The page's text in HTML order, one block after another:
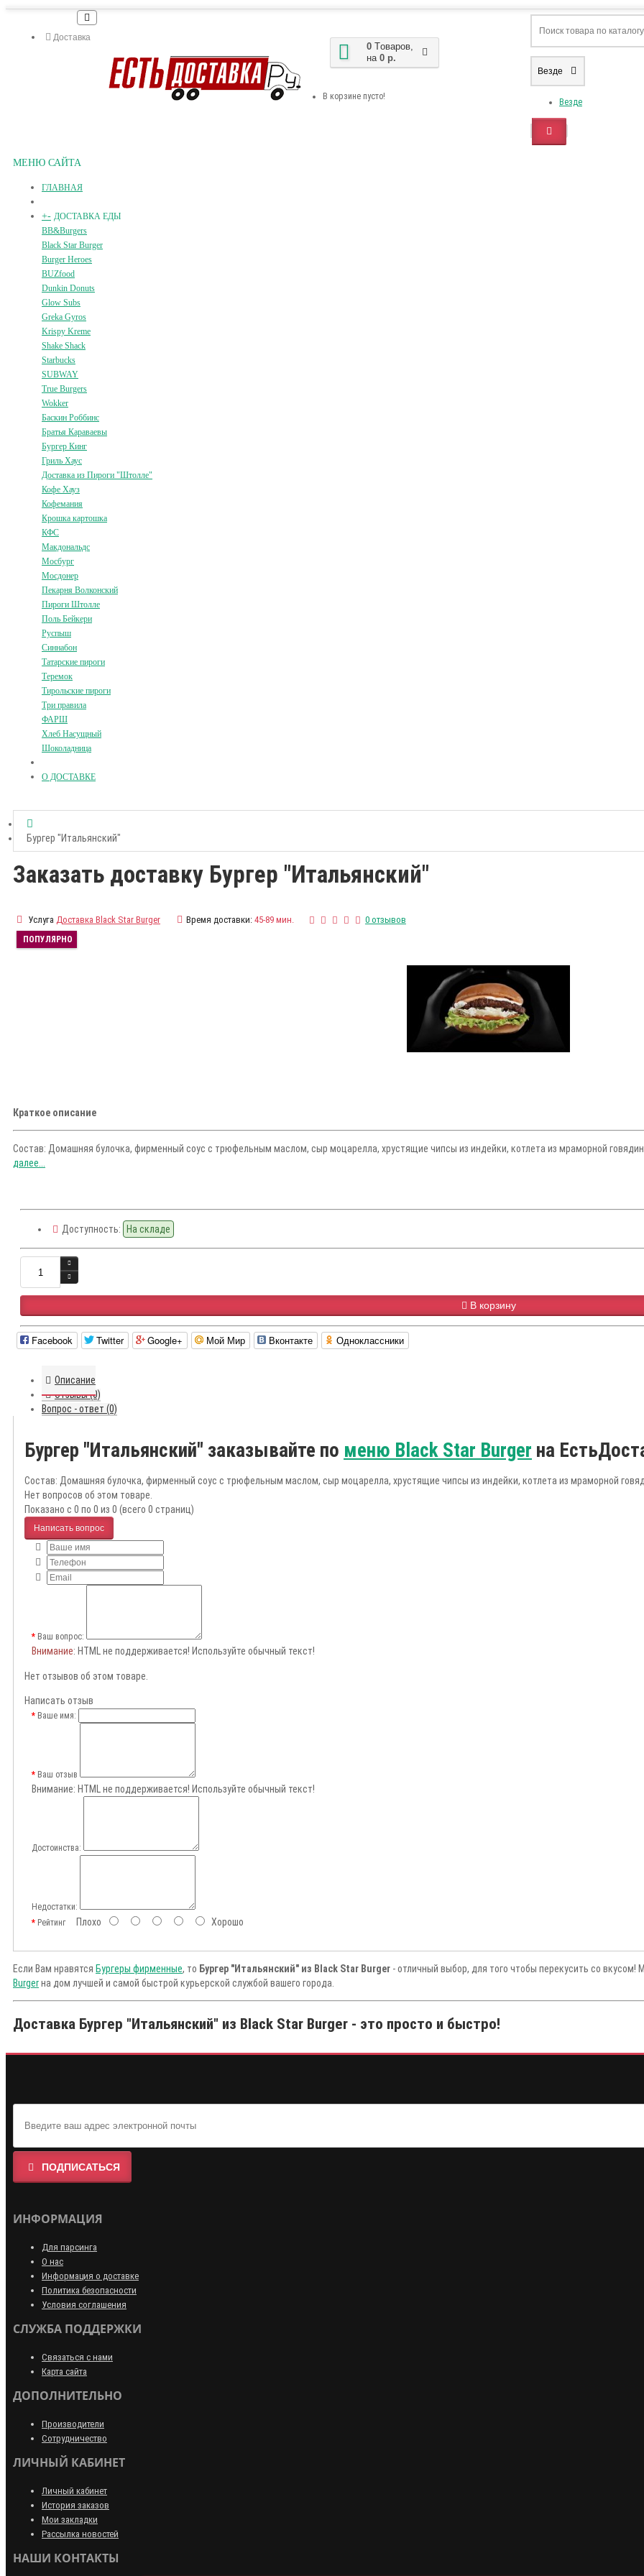
Доставка
0 Tоваров,
на 0 р.
В корзине пусто!
Везде
Везде
МЕНЮ САЙТА
ГЛАВНАЯ
+- ДОСТАВКА ЕДЫ
BB&Burgers
Black Star Burger
Burger Heroes
BUZfood
Dunkin Donuts
Glow Subs
Greka Gyros
Krispy Kreme
Shake Shack
Starbucks
SUBWAY
True Burgers
Wokker
Баскин Роббинс
Братья Караваевы
Бургер Кинг
Гриль Хаус
Доставка из Пироги "Штолле"
Кофе Хауз
Кофемания
Крошка картошка
КФС
Макдональдс
Мосбург
Мосдонер
Пекарня Волконский
Пироги Штолле
Поль Бейкери
Руспыш
Синнабон
Татарские пироги
Теремок
Тирольские пироги
Три правила
ФАРШ
Хлеб Насущный
Шоколадница
О ДОСТАВКЕ
Бургер "Итальянский"
Заказать доставку Бургер "Итальянский"
Услуга Доставка Black Star Burger Время доставки: 45-89 мин. 0 отзывов
ПОПУЛЯРНО
Краткое описание
Состав: Домашняя булочка, фирменный соус с трюфельным маслом, сыр моцарелла, хрустящие чипсы из индейки, котлета из мраморной
далее...
Доступность: На складе
В корзину
Facebook Twitter Google+ Мой Мир Вконтакте Одноклассники
Описание
Отзывы (0)
Вопрос - ответ (0)
Бургер "Итальянский" заказывайте по меню Black Star Burger на
Состав: Домашняя булочка, фирменный соус с трюфельным маслом, сыр моцарелла, хрустящие чипсы из индейки, котлета из мраморной
Нет вопросов об этом товаре.
Показано с 0 по 0 из 0 (всего 0 страниц)
Написать вопрос
Ваш вопрос:
Внимание: HTML не поддерживается! Используйте обычный текст!
Нет отзывов об этом товаре.
Написать отзыв
Ваше имя:
Ваш отзыв
Внимание: HTML не поддерживается! Используйте обычный текст!
Достоинства:
Недостатки:
РейтингПлохо Хорошо
Если Вам нравятся Бургеры фирменные, то Бургер "Итальянский" из Black Star Burger - отличный выбор, для того чтобы перекусить со вкусом!
Burgerна дом лучшей и самой быстрой курьерской службой вашего города.
Доставка Бургер "Итальянский" из Black Star Burger - это просто и быстро!
ПОДПИСАТЬСЯ
ИНФОРМАЦИЯ
Для парсинга
О нас
Информация о доставке
Политика безопасности
Условия соглашения
СЛУЖБА ПОДДЕРЖКИ
Связаться с нами
Карта сайта
ДОПОЛНИТЕЛЬНО
Производители
Сотрудничество
ЛИЧНЫЙ КАБИНЕТ
Личный кабинет
История заказов
Мои закладки
Рассылка новостей
НАШИ КОНТАКТЫ